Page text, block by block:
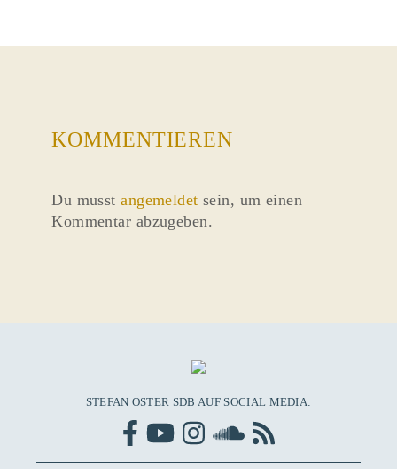
KOMMENTIEREN
Du musstangemeldet sein, um einen
Kommentar abzugeben.
STEFAN OSTER SDB AUF SOCIAL MEDIA: